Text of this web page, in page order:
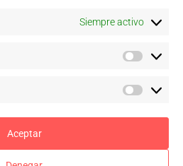
Siempre activo
Aceptar
a colegiados